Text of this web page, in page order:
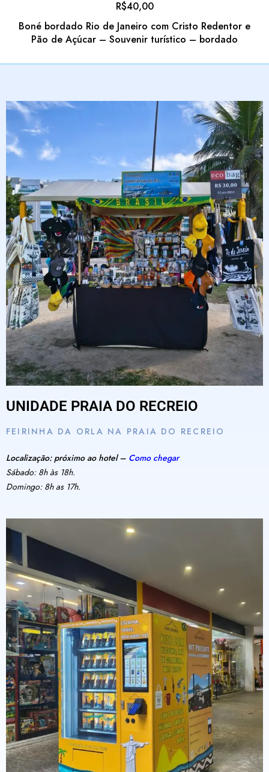
Boné bordado Rio de Janeiro com Cristo Redentor e
Pão de Açúcar – Souvenir turístico – bordado
R$40,00
UNIDADE PRAIA DO RECREIO
FEIRINHA DA ORLA NA PRAIA DO RECREIO
Localização: próximo ao hotel – Como chegar
Sábado: 8h às 18h.
Domingo: 8h as 17h.